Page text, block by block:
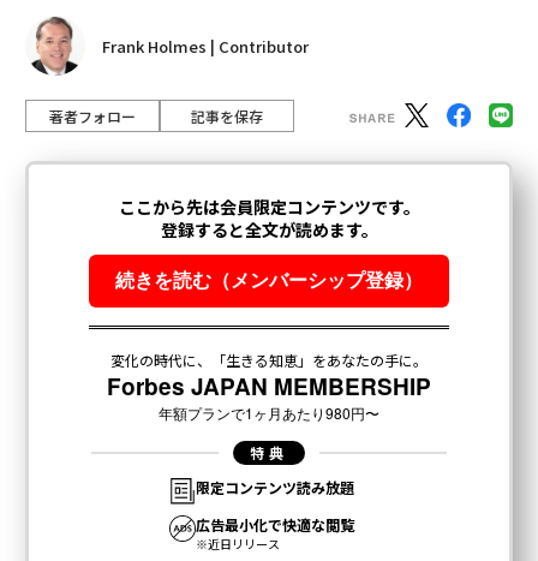
Frank Holmes | Contributor
著者フォロー 記事を保存